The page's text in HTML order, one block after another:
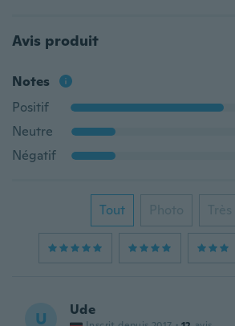
Avis produit
Notes
Positif
Neutre
Négatif
Tout Photo
U Ude